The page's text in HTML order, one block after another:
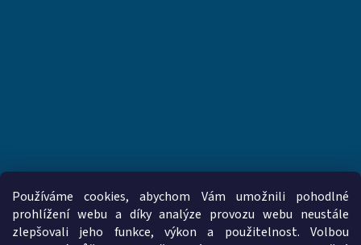
Používáme cookies, abychom Vám umožnili pohodlné
prohlížení webu a díky analýze provozu webu neustále
zlepšovali jeho funkce, výkon a použitelnost. Volbou